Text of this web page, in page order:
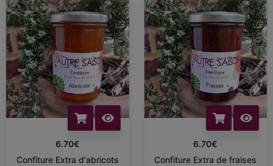
6.70€
Confiture Extra d'abricots
6.70€
Confiture Extra de fraises